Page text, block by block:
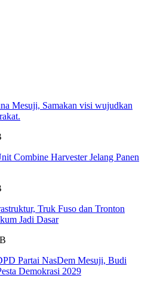
Mesuji, Samakan visi wujudkan
Combine Harvester Jelang Panen
Truk Fuso dan Tronton
Jadi Dasar
Partai NasDem Mesuji, Budi
Demokrasi 2029